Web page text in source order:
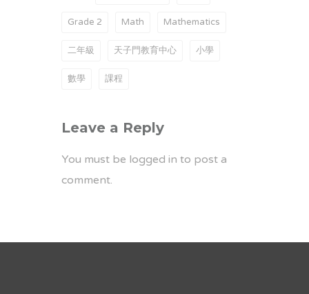
Grade 2 Math Mathematics
二年級 天子門教育中心 小學
數學 課程
Leave a Reply
You must be logged in to post a
comment.